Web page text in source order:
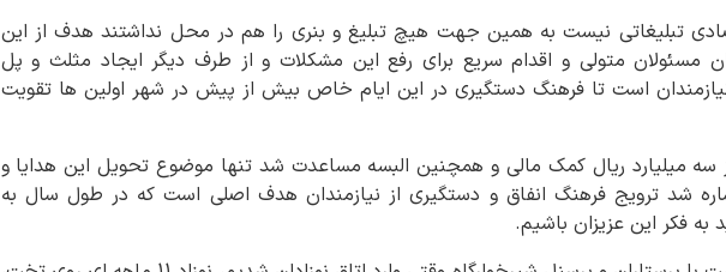
تبلیغاتی نیست به همین جهت هیچ تبلیغ و بنری را هم در محل نداشتند هدف از این
مسئولان متولی و اقدام سریع برای رفع این مشکلات و از طرف دیگر ایجاد مثلث و پل
است تا فرهنگ دستگیری در این ایام خاص بیش از پیش در شهر اولین ها تقویت
سه میلیارد ریال کمک مالی و همچنین البسه مساعدت شد تنها موضوع تحویل این هدایا و
شد ترویج فرهنگ انفاق و دستگیری از نیازمندان هدف اصلی است که در طول سال به
فکر این عزیزان باشیم.